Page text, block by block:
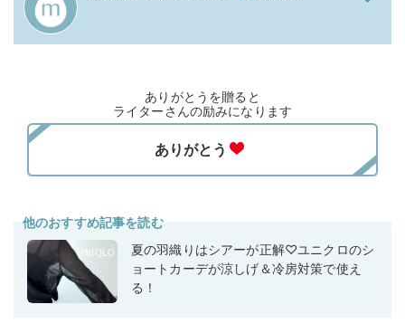
ありがとうを贈ると
ライターさんの励みになります
他のおすすめ記事を読む
夏の羽織りはシアーが正解♡ユニクロのシ
ョートカーデが涼しげ＆冷房対策で使え
る！